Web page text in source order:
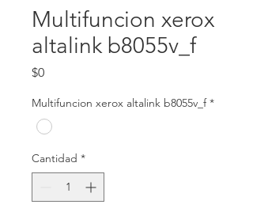
Multifuncion xerox
altalink b8055v_f
$0Precio
Multifuncion xerox altalink b8055v_f *
Cantidad *